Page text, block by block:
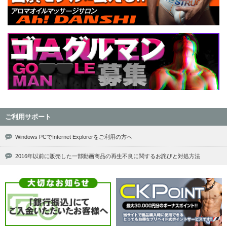
ご利用サポート
Windows PCでInternet Explorerをご利用の方へ
2016年以前に販売した一部動画商品の再生不良に関するお詫びと対処方法